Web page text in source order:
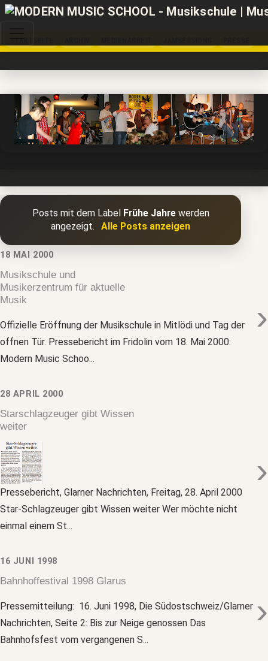
STARTSEITE
Posts mit dem Label Frühe Jahrewerden
angezeigt.
Alle Posts anzeigen
18 MAI 2000
Musikschule und
Musikerzentrum für aktuelle
Musik
›
Offizielle Eröffnung der Musikschule in Mitlödi und Tag der
offnen Tür. Pressebericht im Fridolin vom 18. Mai 2000:
Modern Music Schoo...
28 APRIL 2000
Starschlagzeuger gibt Wissen
weiter
›
Pressebericht, Glarner Nachrichten, Freitag, 28. April 2000
Star-Schlagzeuger gibt Wissen weiter Wer möchte nicht
einmal einem St...
16 JUNI 1998
Bahnhoffestival 1998 Glarus
›
Pressemitteilung: 16. Juni 1998, Die Südostschweiz/Glarner
Nachrichten, Seite 2: Bis zur Neige genossen Das
Bahnhofsfest vom vergangenen S...